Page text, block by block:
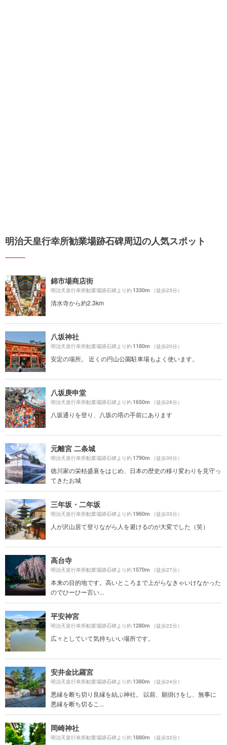
明治天皇行幸所勧業場跡石碑周辺の人気スポット
錦市場商店街
明治天皇行幸所勧業場跡石碑より約1330m （徒歩23分）
清水寺から約2.3km
八坂神社
明治天皇行幸所勧業場跡石碑より約1180m （徒歩20分）
安定の場所。 近くの円山公園駐車場もよく使います。
八坂庚申堂
明治天皇行幸所勧業場跡石碑より約1650m （徒歩28分）
八坂通りを登り、八坂の塔の手前にあります
元離宮 二条城
明治天皇行幸所勧業場跡石碑より約1790m （徒歩30分）
徳川家の栄枯盛衰をはじめ、日本の歴史の移り変わりを見守っ
てきたお城
三年坂・二年坂
明治天皇行幸所勧業場跡石碑より約1960m （徒歩33分）
人が沢山居て登りながら人を避けるのが大変でした（笑）
高台寺
明治天皇行幸所勧業場跡石碑より約1570m （徒歩27分）
本来の目的地です。高いところまで上がらなきゃいけなかった
のでひーひー言い...
平安神宮
明治天皇行幸所勧業場跡石碑より約1280m （徒歩22分）
広々としていて気持ちいい場所です。
安井金比羅宮
明治天皇行幸所勧業場跡石碑より約1380m （徒歩24分）
悪縁を断ち切り良縁を結ぶ神社。 以前、願掛けをし、無事に
悪縁を断ち切るこ...
岡崎神社
明治天皇行幸所勧業場跡石碑より約1880m （徒歩32分）